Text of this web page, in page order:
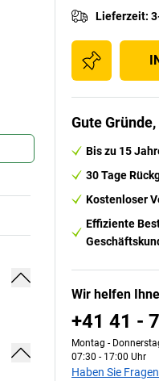
Lieferzeit:
Gute
Bis zu 15
30 Tage
Kostenloser
Effiziente
Wir helfen
+41 41 -
Montag -
07:30 - 17:00 Uhr
Haben Sie